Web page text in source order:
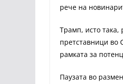
рече на
Трамп, исто така,
претставници во
рамката за
Паузата во